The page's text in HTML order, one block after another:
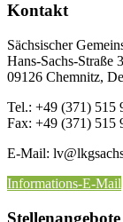
Kontakt
Sächsischer
Hans-Sachs-Straße
09126 Chemnitz,
Tel.: +49 (371) 515
Fax: +49 (371) 515
E-Mail: lv
Informations-E-Mail
Stellenangebote